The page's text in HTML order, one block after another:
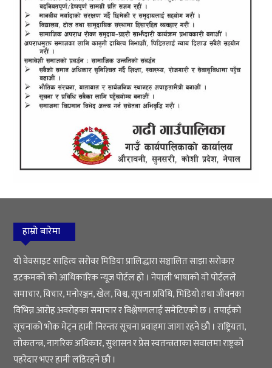
हाम्रो बारेमा
यो वेवसाइट साहित्य सरोवर मिडिया प्रालिद्धारा सञ्चालित साझा सरोकार
डटकमको को आधिकारिक न्यूज पोर्टल हो । नेपाली भाषाको यो पोर्टलले
समाचार, विचार, मनोरञ्जन, खेल, विश्व, सूचना प्रविधि, भिडियो तथा जीवनका
विभिन्न आरोह अवरोहका समाचार र विश्लेषणलाई समेटिएको छ । तपाईको
सूचनाको भोक मेट्न हामी निरन्तर सूचना प्रवाहमा जागा रहने छौ । राष्ट्रियता,
लोकतन्त्र, नागरिक अधिकार, सुशासन र प्रेस स्वतन्त्रताका सवालमा राष्ट्रको
पहरेदार भएर हामी लडिरहने छौ ।